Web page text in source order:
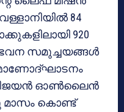
84
920
ഭവന സമുച്ചയങ്ങൾ
വിജയൻ ഓൺലൈൻ
കൊണ്ട്